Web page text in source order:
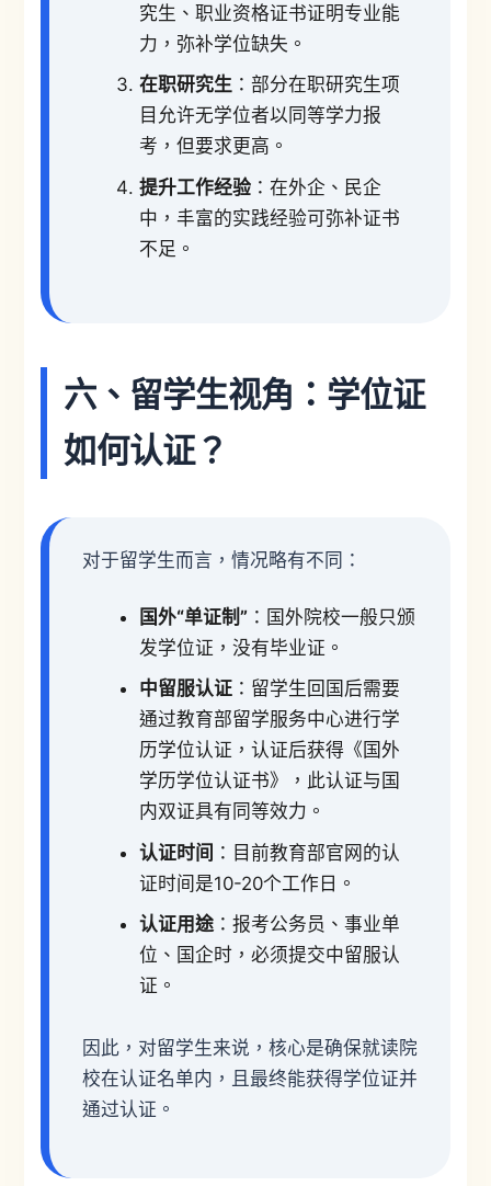
究生、职业资格证书证明专业能
力，弥补学位缺失。
在职研究生：部分在职研究生项
目允许无学位者以同等学力报
考，但要求更高。
提升工作经验：在外企、民企
中，丰富的实践经验可弥补证书
不足。
六、留学生视角：学位证
如何认证？
对于留学生而言，情况略有不同：
国外“单证制”：国外院校一般只颁
发学位证，没有毕业证。
中留服认证：留学生回国后需要
通过教育部留学服务中心进行学
历学位认证，认证后获得《国外
学历学位认证书》，此认证与国
内双证具有同等效力。
认证时间 ：目前教育部官网的认
证时间是10-20个工作日。
认证用途：报考公务员、事业单
位、国企时，必须提交中留服认
证。
因此，对留学生来说，核心是确保就读院
校在认证名单内，且最终能获得学位证并
通过认证。